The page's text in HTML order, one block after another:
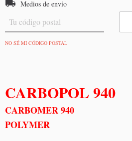
Medios de envío
NO SÉ MI CÓDIGO POSTAL
CARBOPOL 940
CARBOMER 940
POLYMER